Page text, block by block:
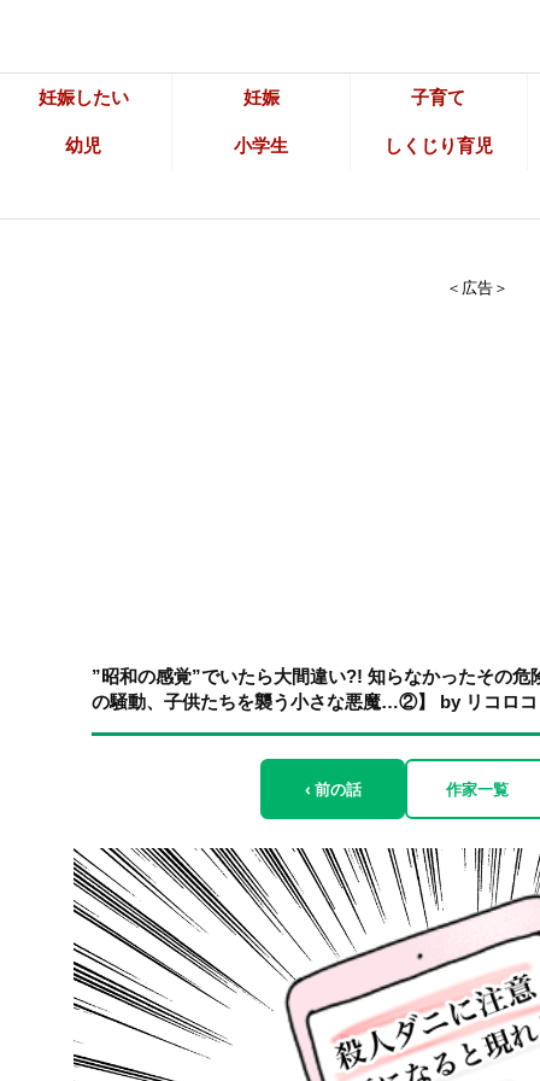
妊娠したい 妊娠 子育て
幼児 小学生 しくじり育児
＜広告＞
”昭和の感覚”でいたら大間違い?! 知らなかったその
の騒動、子供たちを襲う小さな悪魔…②】 by リコロコ
‹ 前の話 作家一覧